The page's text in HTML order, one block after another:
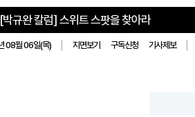
[박규완 칼럼] 스위트 스팟을 찾아라
08월 06일(목) 지면보기 구독신청 기사제보